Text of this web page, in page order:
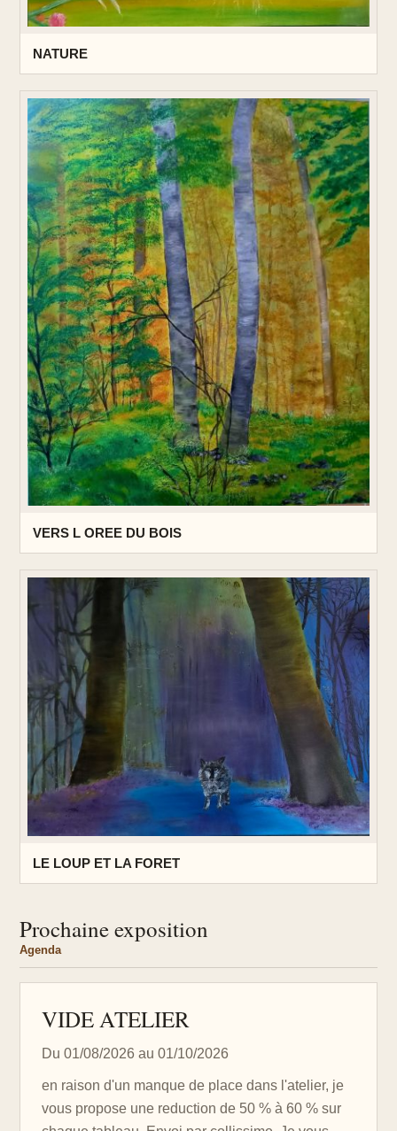
NATURE
VERS L OREE DU BOIS
LE LOUP ET LA FORET
Prochaine exposition
Agenda
VIDE ATELIER
Du 01/08/2026 au 01/10/2026
en raison d'un manque de place dans l'atelier, je
vous propose une reduction de 50 % à 60 % sur